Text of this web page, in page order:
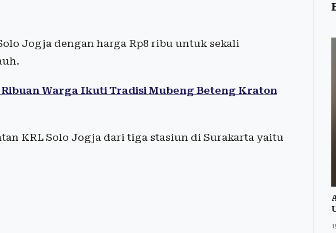
Jogja dengan harga Rp8 ribu untuk sekali
Ribuan Warga Ikuti Tradisi Mubeng Beteng Kraton
KRL Solo Jogja dari tiga stasiun di Surakarta yaitu